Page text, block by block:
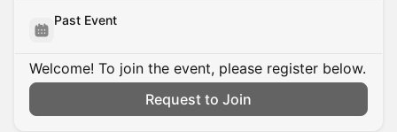
Past Event
Welcome! To join the event, please register below.
Request to Join